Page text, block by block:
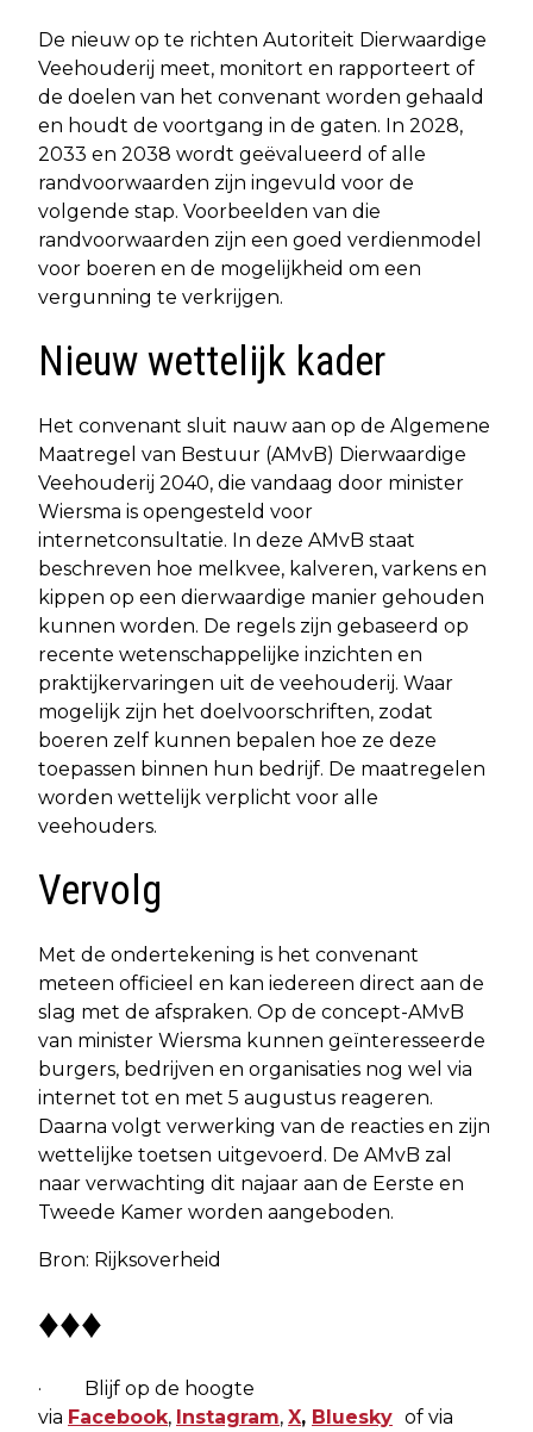
De nieuw op te richten Autoriteit Dierwaardige
Veehouderij meet, monitort en rapporteert of
de doelen van het convenant worden gehaald
en houdt de voortgang in de gaten. In 2028,
2033 en 2038 wordt geëvalueerd of alle
randvoorwaarden zijn ingevuld voor de
volgende stap. Voorbeelden van die
randvoorwaarden zijn een goed verdienmodel
voor boeren en de mogelijkheid om een
vergunning te verkrijgen.
Nieuw wettelijk kader
Het convenant sluit nauw aan op de Algemene
Maatregel van Bestuur (AMvB) Dierwaardige
Veehouderij 2040, die vandaag door minister
Wiersma is opengesteld voor
internetconsultatie. In deze AMvB staat
beschreven hoe melkvee, kalveren, varkens en
kippen op een dierwaardige manier gehouden
kunnen worden. De regels zijn gebaseerd op
recente wetenschappelijke inzichten en
praktijkervaringen uit de veehouderij. Waar
mogelijk zijn het doelvoorschriften, zodat
boeren zelf kunnen bepalen hoe ze deze
toepassen binnen hun bedrijf. De maatregelen
worden wettelijk verplicht voor alle
veehouders.
Vervolg
Met de ondertekening is het convenant
meteen officieel en kan iedereen direct aan de
slag met de afspraken. Op de concept-AMvB
van minister Wiersma kunnen geïnteresseerde
burgers, bedrijven en organisaties nog wel via
internet tot en met 5 augustus reageren.
Daarna volgt verwerking van de reacties en zijn
wettelijke toetsen uitgevoerd. De AMvB zal
naar verwachting dit najaar aan de Eerste en
Tweede Kamer worden aangeboden.
Bron: Rijksoverheid
♦♦♦
· Blijf op de hoogte
via Facebook, Instagram, X, Bluesky of via